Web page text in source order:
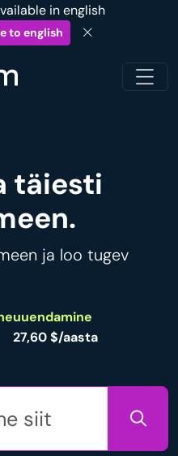
in english
to english
täiesti
ja loo tugev
uuendamine
27,60 $/aasta